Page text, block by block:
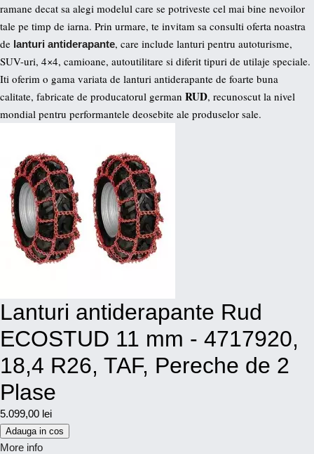
ramane decat sa alegi modelul care se potriveste cel mai bine nevoilor
tale pe timp de iarna. Prin urmare, te invitam sa consulti oferta noastra
de lanturi antiderapante, care include lanturi pentru autoturisme,
SUV-uri, 4×4, camioane, autoutilitare si diferit tipuri de utilaje speciale.
Iti oferim o gama variata de lanturi antiderapante de foarte buna
calitate, fabricate de producatorul german RUD, recunoscut la nivel
mondial pentru performantele deosebite ale produselor sale.
Lanturi antiderapante Rud
ECOSTUD 11 mm - 4717920,
18,4 R26, TAF, Pereche de 2
Plase
5.099,00 lei
Adauga in cos
More info